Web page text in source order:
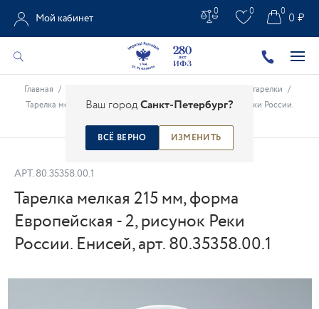
Ваш городСанкт-Петербург?
ВСЁ ВЕРНО ИЗМЕНИТЬ
Мой кабинет
0 0 0 ₽
0
Главная / Фарфоровые тарелки /
Тарелка мелкая 215 мм, форма Европейская - 2, рисунок Реки России.
АРТ. 80.35358.00.1
Тарелка мелкая 215 мм, форма
Европейская - 2, рисунок Реки
России. Енисей, арт. 80.35358.00.1